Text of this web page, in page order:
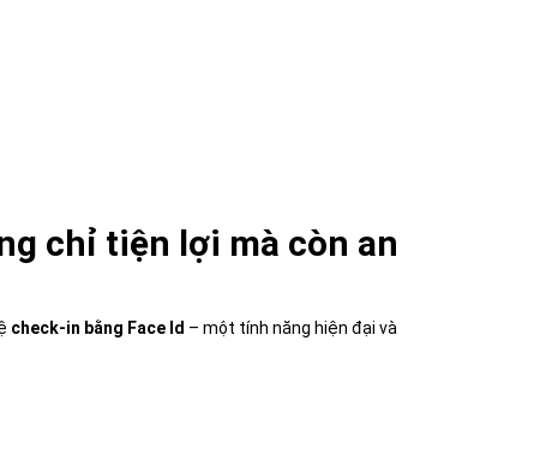
chỉ tiện lợi mà còn an
check-in bằng Face Id – một tính năng hiện đại và